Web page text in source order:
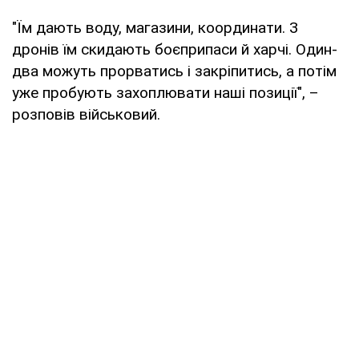
"Їм дають воду, магазини, координати. З
дронів їм скидають боєприпаси й харчі. Один-
два можуть прорватись і закріпитись, а потім
уже пробують захоплювати наші позиції", –
розповів військовий.